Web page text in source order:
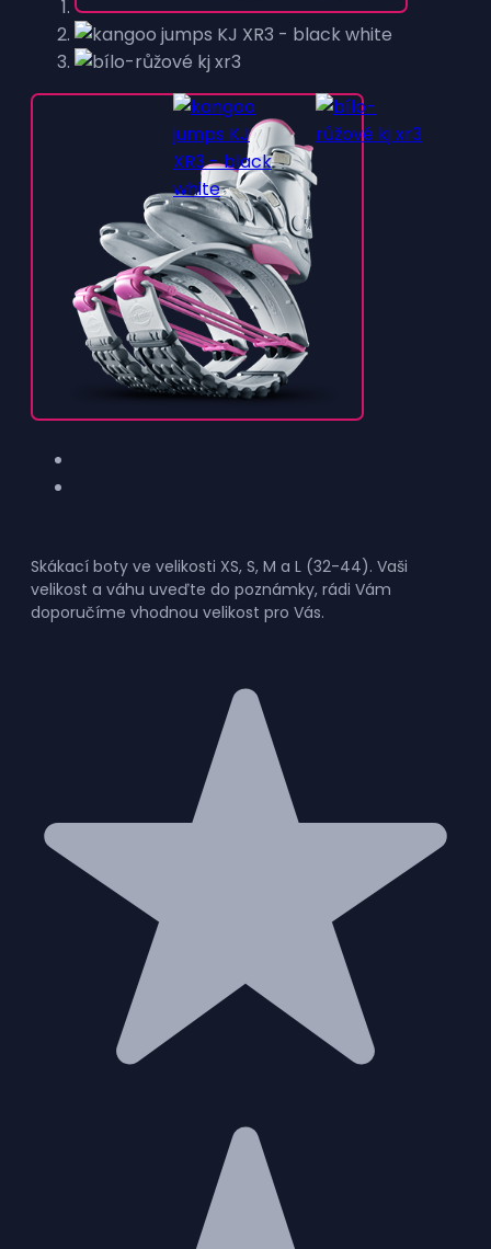
Skákací boty ve velikosti XS, S, M a L (32-44). Vaši
velikost a váhu uveďte do poznámky, rádi Vám
doporučíme vhodnou velikost pro Vás.